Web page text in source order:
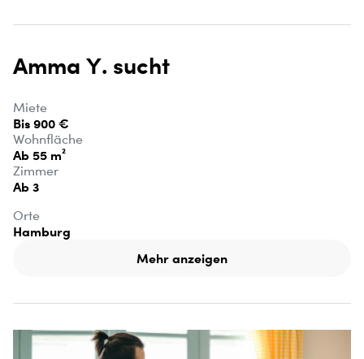
Amma Y. sucht
Miete
Bis 900 €
Wohnfläche
Ab 55 m²
Zimmer
Ab 3
Orte
Hamburg
Mehr anzeigen